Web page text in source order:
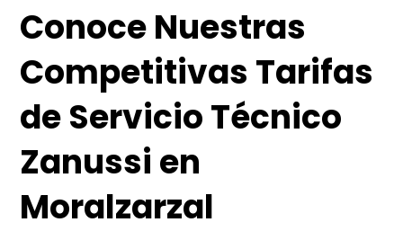
Conoce Nuestras
Competitivas Tarifas
de Servicio Técnico
Zanussi en
Moralzarzal